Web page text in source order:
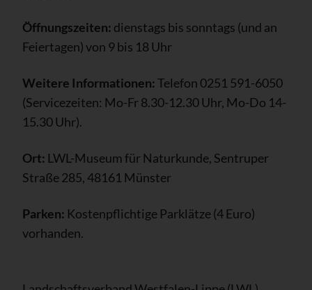
Öffnungszeiten: dienstags bis sonntags (und an
Feiertagen) von 9 bis 18 Uhr
Weitere Informationen:Telefon 0251 591-6050
(Servicezeiten: Mo-Fr 8.30-12.30 Uhr, Mo-Do 14-
15.30 Uhr).
Ort: LWL-Museum für Naturkunde, Sentruper
Straße 285, 48161 Münster
Parken: Kostenpflichtige Parklätze (4 Euro)
vorhanden.